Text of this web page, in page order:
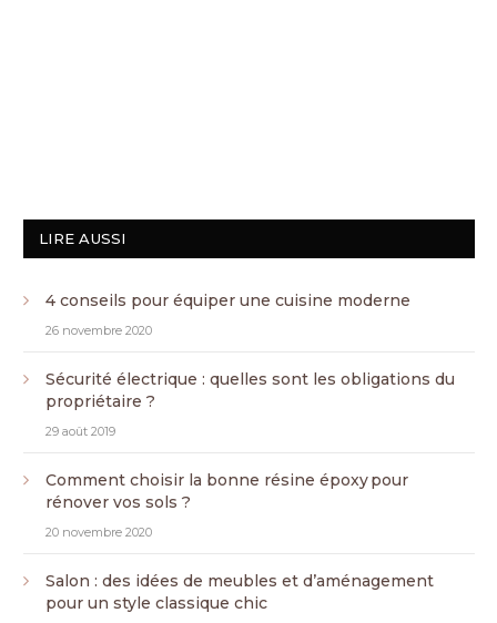
LIRE AUSSI
4 conseils pour équiper une cuisine moderne
26 novembre 2020
Sécurité électrique : quelles sont les obligations du
propriétaire ?
29 août 2019
Comment choisir la bonne résine époxy pour
rénover vos sols ?
20 novembre 2020
Salon : des idées de meubles et d’aménagement
pour un style classique chic